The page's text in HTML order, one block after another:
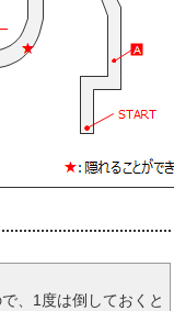
、1度は倒しておくと